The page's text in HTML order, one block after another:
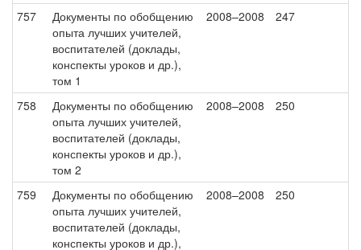
757
Документы по обобщению
опыта лучших учителей,
воспитателей (доклады,
конспекты уроков и др.),
том 1
2008–2008 247
758
Документы по обобщению
опыта лучших учителей,
воспитателей (доклады,
конспекты уроков и др.),
том 2
2008–2008 250
759
Документы по обобщению
опыта лучших учителей,
воспитателей (доклады,
конспекты уроков и др.),
2008–2008 250